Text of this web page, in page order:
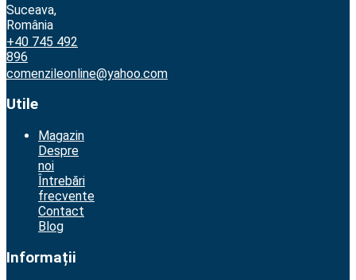
Suceava,
România
+40 745 492
896
comenzileonline@yahoo.com
Utile
Magazin
Despre
noi
Întrebări
frecvente
Contact
Blog
Informații